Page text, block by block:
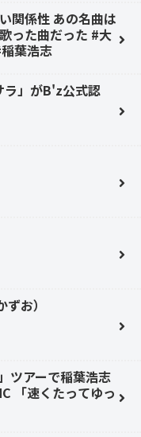
関係性 あの名曲は
った曲だった #大
葉浩志
ラ」がB'z公式認
お）
ツアーで稲葉浩志
「速くたってゆっ